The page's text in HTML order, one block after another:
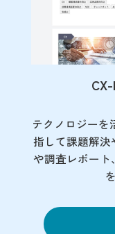
テクノロジーを
指して課題解
や調査レポー